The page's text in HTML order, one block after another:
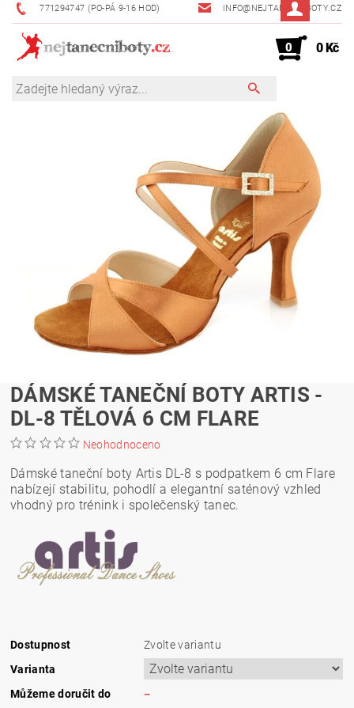
771294747 (PO-PÁ 9-16 HOD) INFO@NEJTANECNIBOTY.CZ
0 0 Kč
DÁMSKÉ TANEČNÍ BOTY ARTIS -
DL-8 TĚLOVÁ 6 CM FLARE
Neohodnoceno
Dámské taneční boty Artis DL-8 s podpatkem 6 cm Flare
nabízejí stabilitu, pohodlí a elegantní saténový vzhled
vhodný pro trénink i společenský tanec.
Dostupnost
Zvolte variantu
Varianta
Můžeme doručit do
–